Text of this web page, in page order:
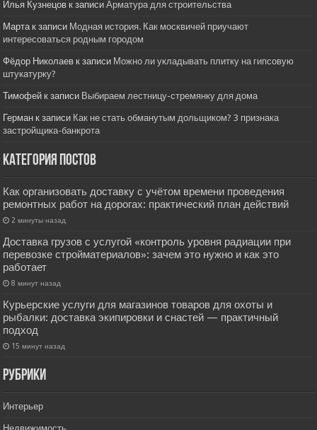
Илья Кузнецов к записиАрматура для строительства
Мартак записи Модная история. Как москвичей приучают
интересоваться родным городом
Фёдор Николаев к записи Можно ли укладывать плитку на гипсовую
штукатурку?
Тимофей к записи Выбираем лестницу-стремянку для дома
Герман к записи Как не стать обманутым дольщиком? 3 признака
застройщика-банкрота
Категория постов
Как организовать доставку с учётом времени проведения
ремонтных работ на дорогах: практический план действий
2 минуты назад
Доставка грузов с услугой «контроль уровня радиации при
перевозке стройматериалов»: зачем это нужно и как это
работает
8 минут назад
Курьерские услуги для магазинов товаров для охоты и
рыбалки: доставка экипировки и снастей — практичный
подход
15 минут назад
РУбрики
Интерьер